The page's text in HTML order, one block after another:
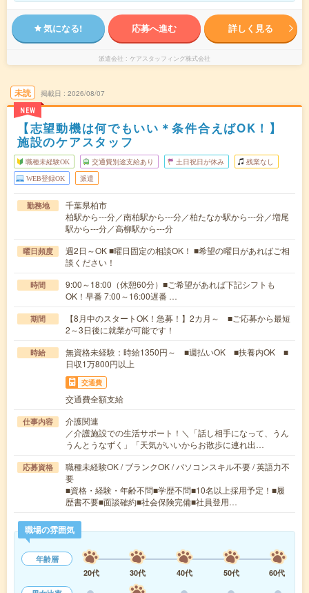
気になる! 応募へ進む 詳しく見る
派遣会社 ケアスタッフィング株式会社
未読
NEW
掲載日 2026/08/07
【志望動機は何でもいい＊条件合えばOK！】
施設のケアスタッフ
職種未経験OK 交通費別途支給あり 土日祝日が休み 残業なし
WEB登録OK 派遣
勤務地
千葉県柏市
柏駅から---分／南柏駅から---分／柏たなか駅から---分／増尾
駅から---分／高柳駅から---分
曜日頻度
週2日～OK ■曜日固定の相談OK！ ■希望の曜日があればご相
談ください！
時間
9:00～18:00（休憩60分）■ご希望があれば下記シフトも
OK！早番 7:00～16:00遅番 …
期間
【8月中のスタートOK！急募！】2カ月～ ■ご応募から最短
2～3日後に就業が可能です！
時給
無資格未経験：時給1350円～ ■週払いOK ■扶養内OK ■
日収1万800円以上
交通費
交通費全額支給
仕事内容
介護関連
／介護施設での生活サポート！＼「話し相手になって、うん
うんとうなずく」「天気がいいからお散歩に連れ出…
応募資格
職種未経験OK / ブランクOK / パソコンスキル不要 / 英語力不
要
■資格・経験・年齢不問■学歴不問■10名以上採用予定！■履
歴書不要■面談確約■社会保険完備■社員登用…
職場の雰囲気
年齢層
20代
30代 40代 50代
60代